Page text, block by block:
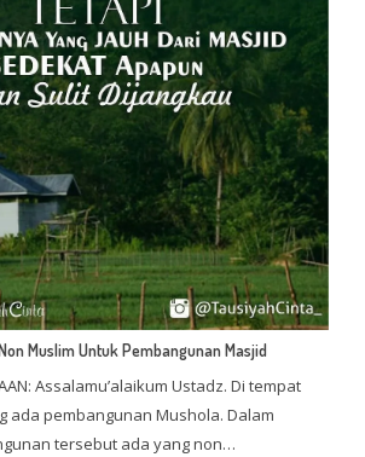
Muslim Untuk Pembangunan Masjid
Assalamu’alaikum Ustadz. Di tempat
ada pembangunan Mushola. Dalam
tersebut ada yang non…